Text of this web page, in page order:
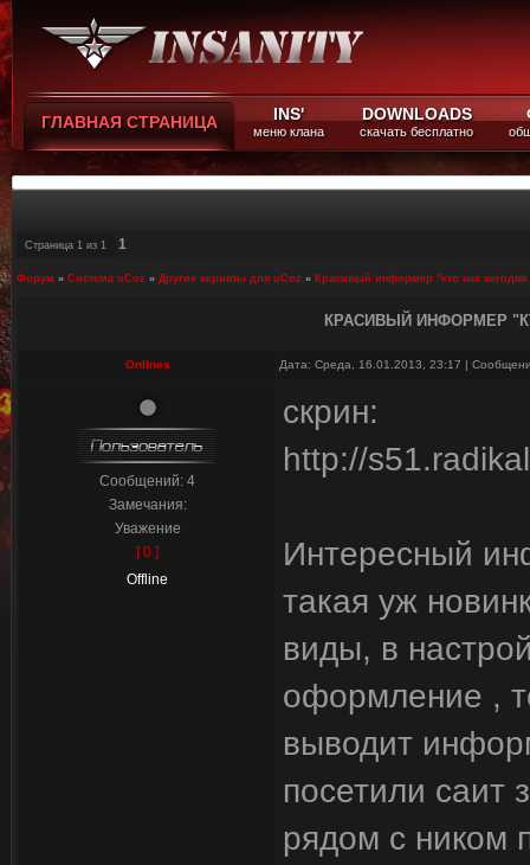
ГЛАВНАЯ СТРАНИЦА INS'
меню клана
DOWNLOADS
скачать бесплатно
Страница 1 из 1 1
Форум » Система uCoz » Другие скрипты для uCoz » Красивый информер "кто нас сегодня
КРАСИВЫЙ ИНФОРМЕР
Onlines Дата: Среда, 16.01.2013, 23:17 |
Сообщений: 4
Замечания:
Уважение
[ 0 ]
Offline
скрин:
http://
Интересный
такая уж
виды, в
оформление ,
выводит
посетили саит
рядом с ником